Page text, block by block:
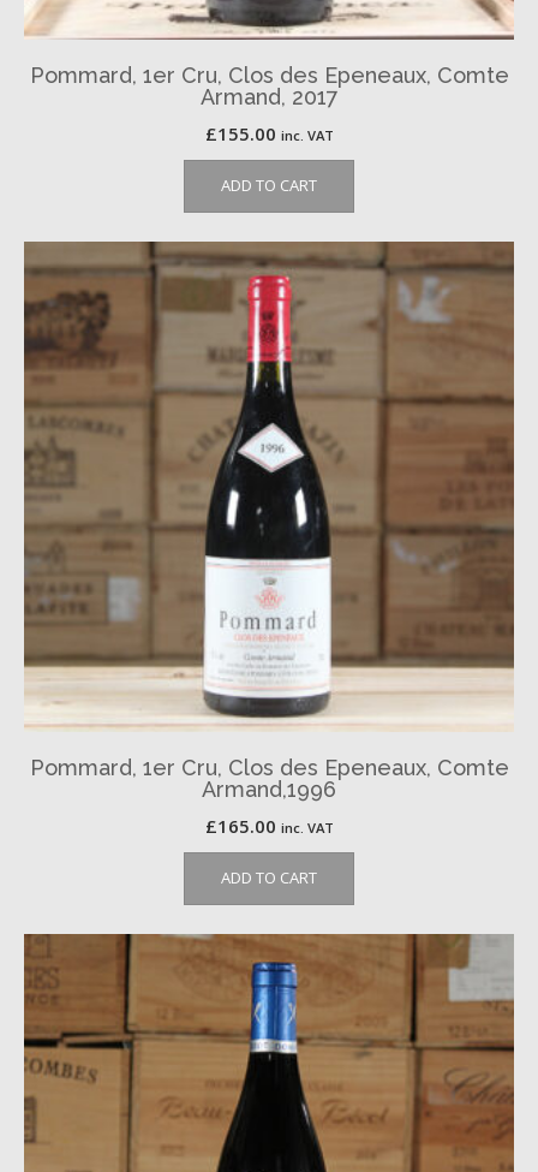
Pommard, 1er Cru, Clos des Epeneaux, Comte
Armand, 2017
£155.00 inc. VAT
ADD TO CART
Pommard, 1er Cru, Clos des Epeneaux, Comte
Armand,1996
£165.00 inc. VAT
ADD TO CART